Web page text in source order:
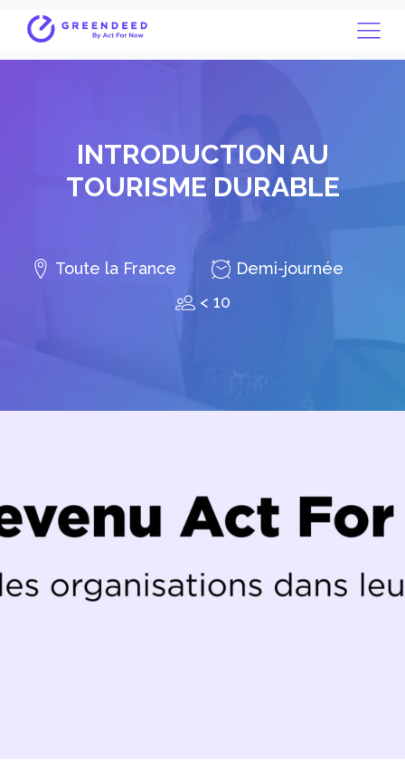
INTRODUCTION AU
TOURISME DURABLE
Toute la France
Demi-journée
< 10